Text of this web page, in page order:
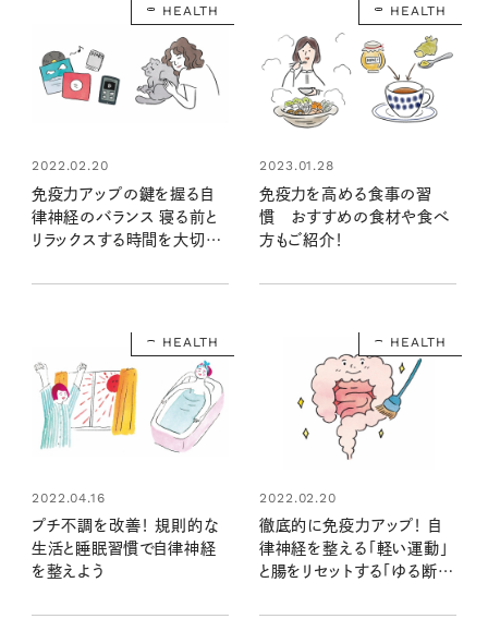
HEALTH
2022.02.20
免疫力アップの鍵を握る自
律神経のバランス 寝る前と
リラックスする時間を大切
HEALTH
2023.01.28
免疫力を高める食事の習
慣 おすすめの食材や食べ
方もご紹介！
HEALTH
2022.04.16
プチ不調を改善！ 規則的な
生活と睡眠習慣で自律神経
を整えよう
HEALTH
2022.02.20
徹底的に免疫力アップ！ 自
律神経を整える「軽い運動」
と腸をリセットする「ゆる断